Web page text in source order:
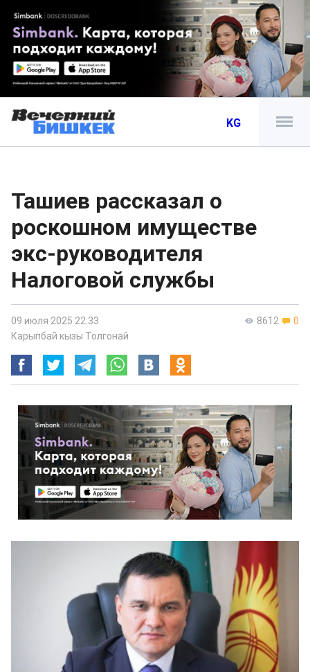
KG
Ташиев рассказал о
роскошном имуществе
экс-руководителя
Налоговой службы
8612 0
09 июля 2025 22:33
Карыпбай кызы Толгонай